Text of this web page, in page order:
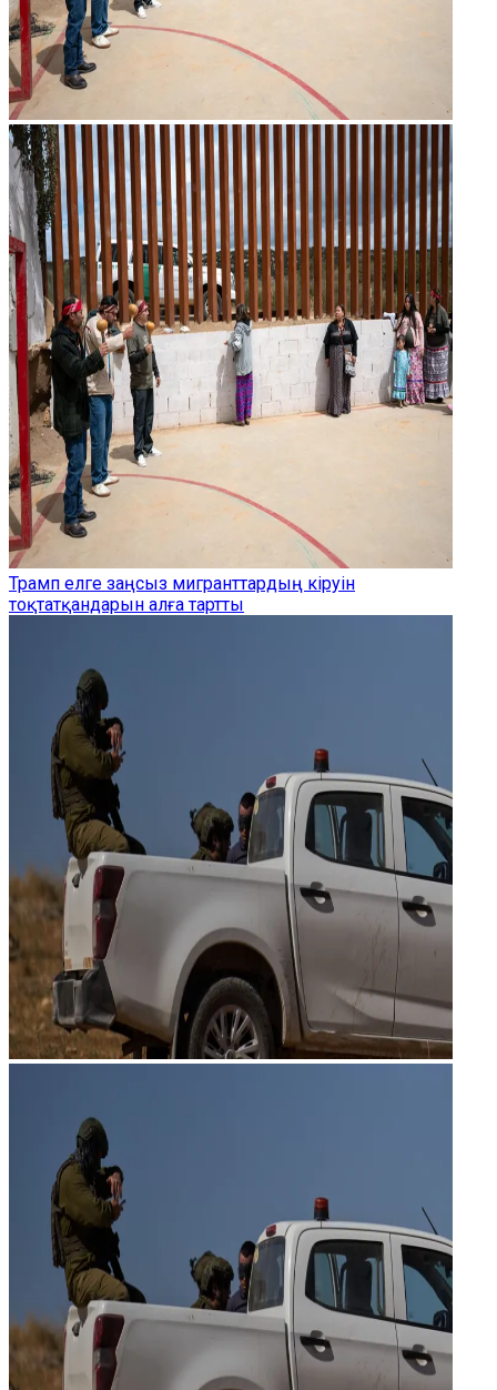
Трамп елге заңсыз мигранттардың кіруін
тоқтатқандарын алға тартты